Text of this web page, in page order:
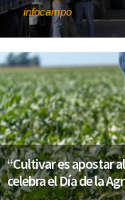
Por infocampo
“Cultivar es apostar
celebra el Día de la